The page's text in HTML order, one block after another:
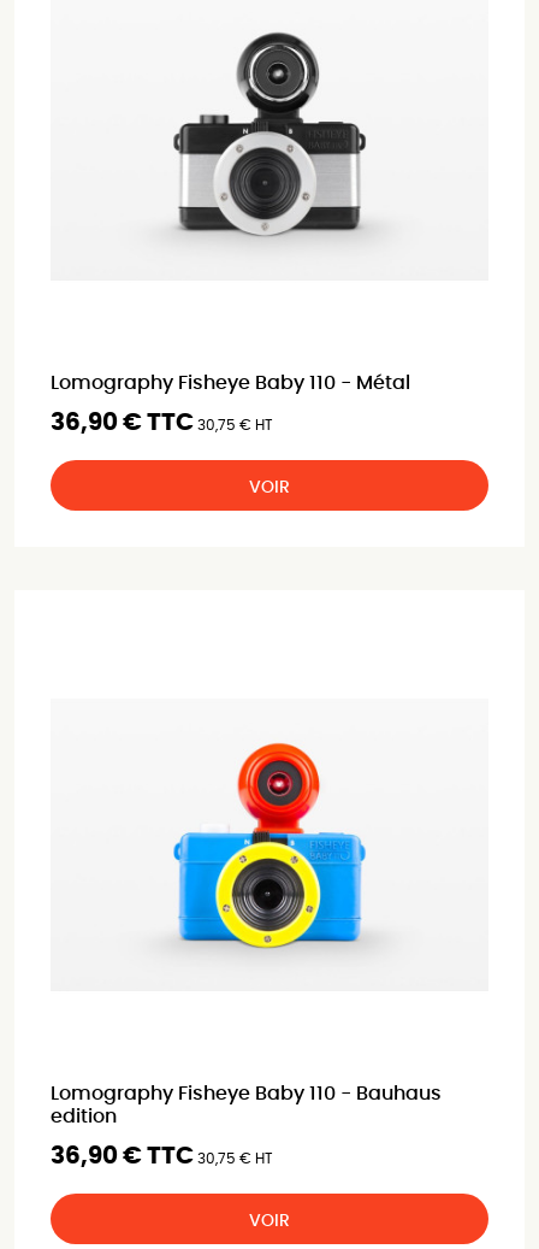
Lomography Fisheye Baby 110 - Métal
36,90 € TTC 30,75 € HT
VOIR
Lomography Fisheye Baby 110 - Bauhaus
edition
36,90 € TTC 30,75 € HT
VOIR